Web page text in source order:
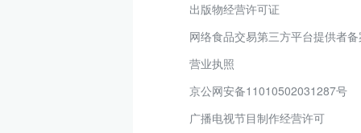
出版物经营许可证
网络食品交易第三方平台提供者
营业执照
京公网安备11010502031287号
广播电视节目制作经营许可